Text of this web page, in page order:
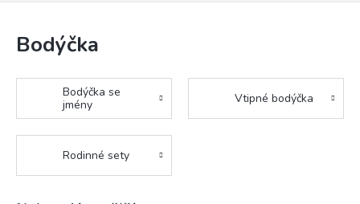
Bodýčka
Bodýčka se
jmény
Vtipné bodýčka
Rodinné sety